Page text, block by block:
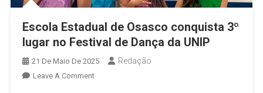
Escola Estadual de Osasco conquista 3º
lugar no Festival de Dança da UNIP
21 De Maio De 2025 Redação
Leave A CommentOn